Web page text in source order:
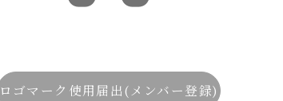
ロゴマーク使用届出(メンバー登録)